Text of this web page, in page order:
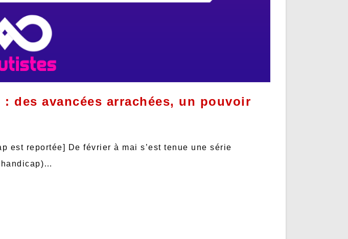
des avancées arrachées, un pouvoir
est reportée] De février à mai s’est tenue une série
handicap)…